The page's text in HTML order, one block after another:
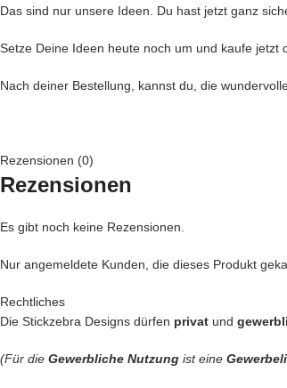
Das sind nur unsere Ideen. Du hast jetzt ganz
Setze Deine Ideen heute noch um und kaufe jetzt
Nach deiner Bestellung, kannst du, die
Rezensionen (0)
Rezensionen
Es gibt noch keine Rezensionen.
Nur angemeldete Kunden, die dieses Produkt
Rechtliches
Die Stickzebra Designs dürfen privat und
(Für die Gewerbliche Nutzung ist eine